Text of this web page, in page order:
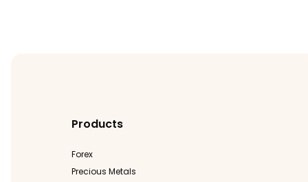
Products
Forex
Precious Metals